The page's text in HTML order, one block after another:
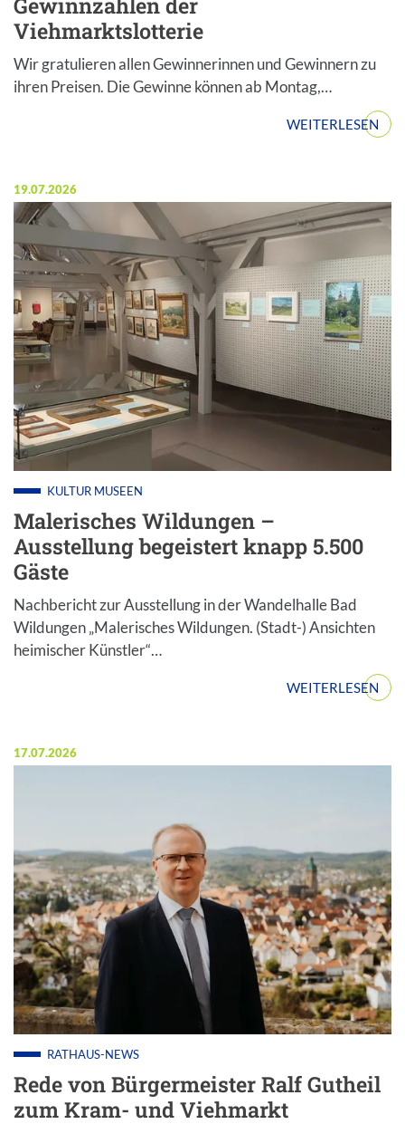
Viehmarktslotterie
Wir gratulieren allen Gewinnerinnen und Gewinnern zu
ihren Preisen. Die Gewinne können ab Montag,…
WEITERLESEN
Veröffentlicht am:
19.07.2026
Malerisches Wildungen –
Ausstellung begeistert knapp 5.500
Gäste
KULTUR MUSEEN
Nachbericht zur Ausstellung in der Wandelhalle Bad
Wildungen „Malerisches Wildungen. (Stadt-) Ansichten
heimischer Künstler“…
WEITERLESEN
Veröffentlicht am:
17.07.2026
Rede von Bürgermeister Ralf Gutheil
zum Kram- und Viehmarkt
RATHAUS-NEWS